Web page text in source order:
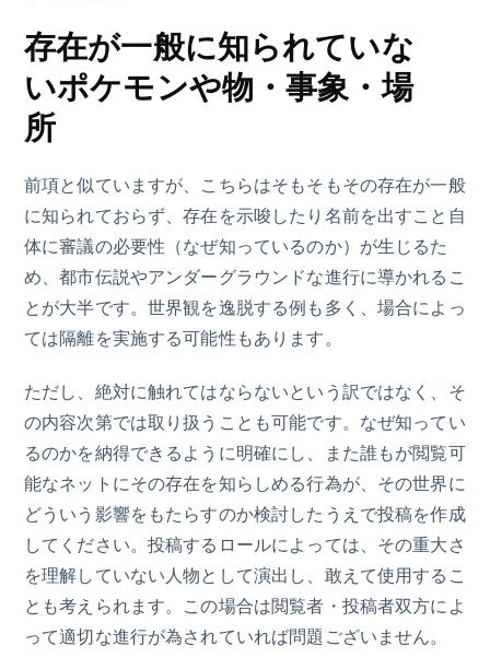
存在が一般に知られていな
いポケモンや物・事象・場
所
前項と似ていますが、こちらはそもそもその存在が一般
に知られておらず、存在を示唆したり名前を出すこと自
体に審議の必要性（なぜ知っているのか）が生じるた
め、都市伝説やアンダーグラウンドな進行に導かれるこ
とが大半です。世界観を逸脱する例も多く、場合によっ
ては隔離を実施する可能性もあります。
ただし、絶対に触れてはならないという訳ではなく、そ
の内容次第では取り扱うことも可能です。なぜ知ってい
るのかを納得できるように明確にし、また誰もが閲覧可
能なネットにその存在を知らしめる行為が、その世界に
どういう影響をもたらすのか検討したうえで投稿を作成
してください。投稿するロールによっては、その重大さ
を理解していない人物として演出し、敢えて使用するこ
とも考えられます。この場合は閲覧者・投稿者双方によ
って適切な進行が為されていれば問題ございません。